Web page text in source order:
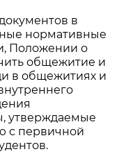
в
нормативные
Положении о
общежитие и
в общежитиях и
утверждаемые
с первичной